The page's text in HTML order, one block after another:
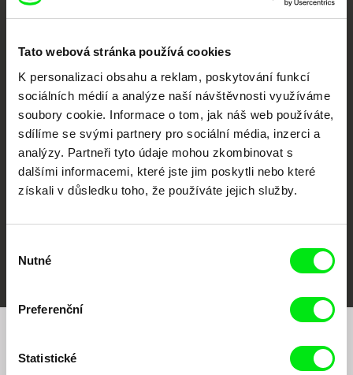
Tato webová stránka používá cookies
K personalizaci obsahu a reklam, poskytování funkcí
sociálních médií a analýze naší návštěvnosti využíváme
soubory cookie. Informace o tom, jak náš web používáte,
sdílíme se svými partnery pro sociální média, inzerci a
analýzy. Partneři tyto údaje mohou zkombinovat s
dalšími informacemi, které jste jim poskytli nebo které
získali v důsledku toho, že používáte jejich služby.
souhlasu
Nutné
Preferenční
Statistické
CPH:DOX Doclisboa
Millennium Docs
Against Gravity
DOK Leipzig
Chcete být pravidelně informováni o našem